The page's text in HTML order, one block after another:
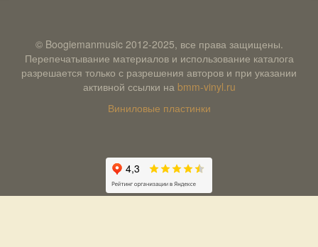
© Boogiemanmusic 2012-2025, все права защищены.
Перепечатывание материалов и использование каталога
разрешается только с разрешения авторов и при указании
активной ссылки на bmm-vinyl.ru
Виниловые пластинки